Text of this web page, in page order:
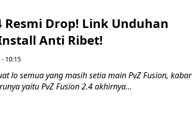
Resmi Drop! Link Unduhan
Anti Ribet!
10:15
lo semua yang masih setia main PvZ Fusion, kabar
yaitu PvZ Fusion 2.4 akhirnya...